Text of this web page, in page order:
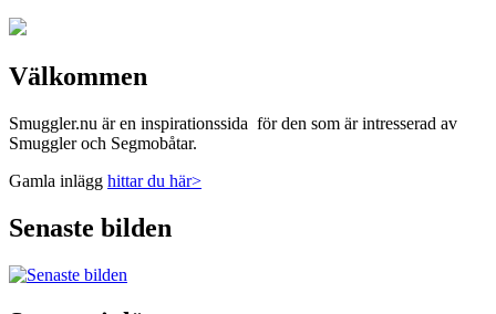
Välkommen
Smuggler.nu är en inspirationssida för den som är intresserad av
Smuggler och Segmobåtar.
Gamla inlägg hittar du här>
Senaste bilden